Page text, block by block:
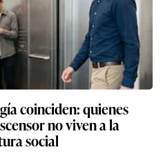
coinciden: quienes
no viven a la
social